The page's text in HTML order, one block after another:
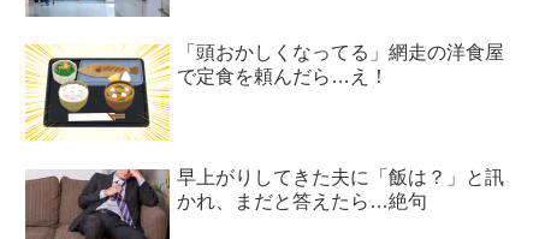
「頭おかしくなってる」網走の洋食屋
で定食を頼んだら…え！
早上がりしてきた夫に「飯は？」と訊
かれ、まだと答えたら…絶句